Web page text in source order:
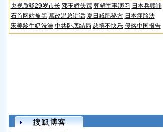
央视质疑29岁市长 邓玉娇失踪 朝鲜军事演习 日本兵赎罪
石首网站被黑 篡改温总讲话 夏日减肥秘方 日本瘦脸法
宋美龄牛奶洗澡 中共卧底结局 慈禧不快乐 侵略中国报告